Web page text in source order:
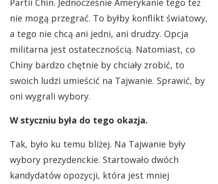
nie mogą przegrać. To byłby konflikt światowy,
a tego nie chcą ani jedni, ani drudzy. Opcja
militarna jest ostatecznością. Natomiast, co
Chiny bardzo chętnie by chciały zrobić, to
swoich ludzi umieścić na Tajwanie. Sprawić, by
oni wygrali wybory.
W styczniu była do tego okazja.
Tak, było ku temu bliżej. Na Tajwanie były
wybory prezydenckie. Startowało dwóch
kandydatów opozycji, która jest mniej